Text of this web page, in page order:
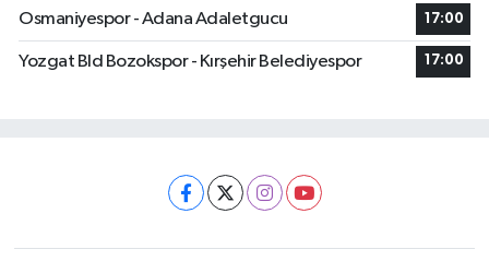
Osmaniyespor - Adana Adaletgucu 17:00
Yozgat Bld Bozokspor - Kırşehir Belediyespor 17:00